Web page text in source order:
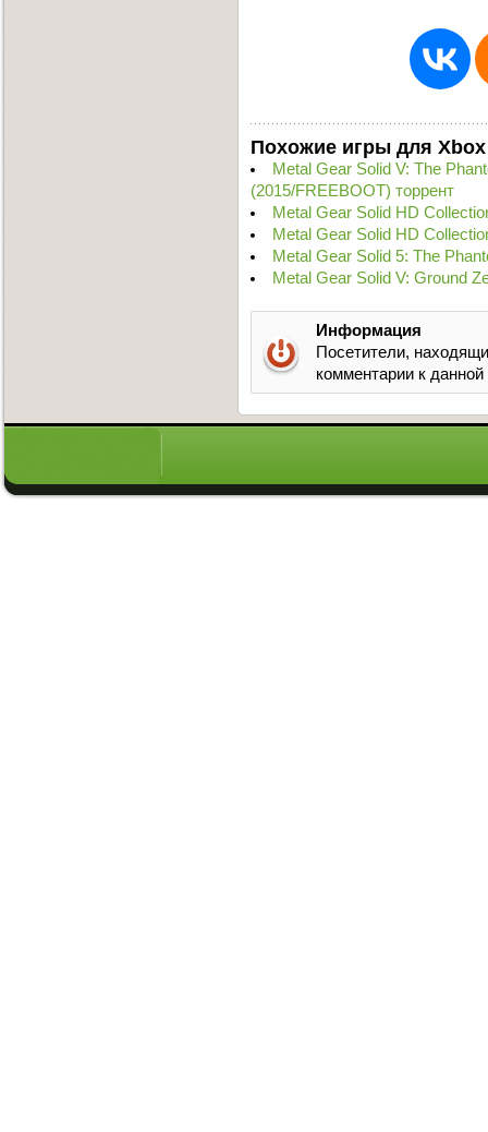
Похожие игры для Xbox
Metal Gear Solid V: The
(2015/FREEBOOT) торрент
Metal Gear Solid HD
Metal Gear Solid HD
Metal Gear Solid 5: The
Metal Gear Solid V: Ground
Информация
Посетители,
комментарии к